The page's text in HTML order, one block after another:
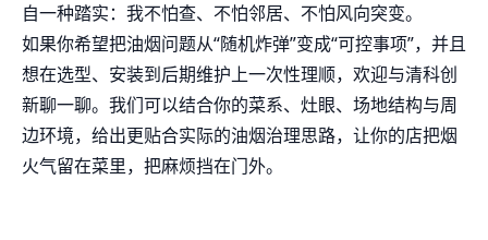
自一种踏实：我不怕查、不怕邻居、不怕风向突变。
如果你希望把油烟问题从“随机炸弹”变成“可控事项”，并且
想在选型、安装到后期维护上一次性理顺，欢迎与清科创
新聊一聊。我们可以结合你的菜系、灶眼、场地结构与周
边环境，给出更贴合实际的油烟治理思路，让你的店把烟
火气留在菜里，把麻烦挡在门外。